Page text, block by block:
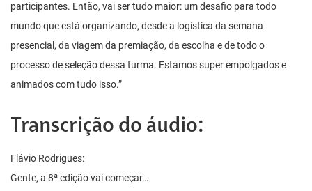
participantes. Então, vai ser tudo maior: um desafio para todo
mundo que está organizando, desde a logística da semana
presencial, da viagem da premiação, da escolha e de todo o
processo de seleção dessa turma. Estamos super empolgados e
animados com tudo isso.”
Transcrição do áudio:
Flávio Rodrigues:
Gente, a 8ª edição vai começar…